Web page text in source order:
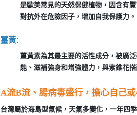
是歐美常見的天然保健植物，因含有
對抗外在危險因子，增加自我保護力。
薑黃:
薑黃素為其最主要的活性成分，被廣
能、滋補強身和增強體力，與紫錐花
A流B流、腸病毒盛行，擔心自己
台灣屬於海島型氣候，天氣多變化，一年四